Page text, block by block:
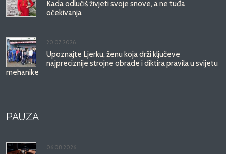
Kada odlučiš živjeti svoje snove, a ne tuđa
očekivanja
20.07.2026.
Upoznajte Ljerku, ženu koja drži ključeve
najpreciznije strojne obrade i diktira pravila u svijetu
mehanike
PAUZA
06.08.2026.